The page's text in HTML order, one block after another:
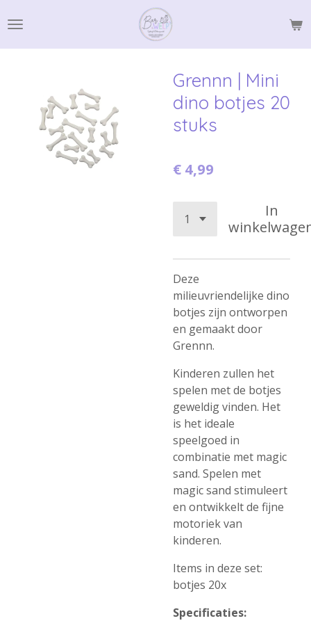
direct
naar
Grennn | Mini
dino botjes 20
stuks
€ 4,99
In
Deze
milieuvriendelijke dino
botjes zijn ontworpen
en gemaakt door
Grennn.
Kinderen zullen het
spelen met de botjes
geweldig vinden. Het
is het ideale
speelgoed in
combinatie met magic
sand. Spelen met
magic sand stimuleert
en ontwikkelt de fijne
motoriek van
kinderen.
Items in deze set:
botjes 20x
Specificaties: